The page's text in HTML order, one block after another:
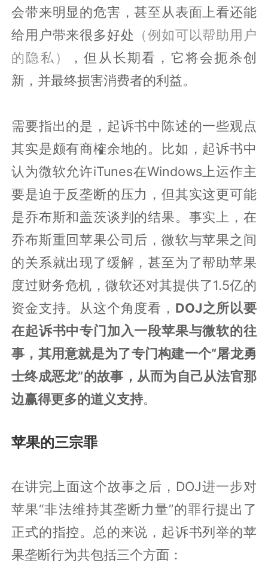
会带来明显的危害，甚至从表面上看还能
给用户带来很多好处 （例如可以帮助用户
的隐私）
，但从长期看，它将会扼杀创
新，并最终损害消费者的利益。
需要指出的是，起诉书中陈述的一些观点
其实是颇有商榷余地的。比如，起诉书中
认为微软允许iTunes在Windows上运作主
要是迫于反垄断的压力，但其实这更可能
是乔布斯和盖茨谈判的结果。事实上，在
乔布斯重回苹果公司后，微软与苹果之间
的关系就出现了缓解，甚至为了帮助苹果
度过财务危机，微软还对其提供了1.5亿的
资金支持。从这个角度看， DOJ之所以要
在起诉书中专门加入一段苹果与微软的往
事，其用意就是为了专门构建一个“屠龙勇
士终成恶龙”的故事，从而为自己从法官那
边赢得更多的道义支持。
苹果的三宗罪
在讲完上面这个故事之后，DOJ进一步对
苹果“非法维持其垄断力量”的罪行提出了
正式的指控。总的来说，起诉书列举的苹
果垄断行为共包括三个方面：